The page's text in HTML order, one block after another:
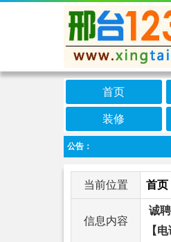
首页
装修
公告：
当前位置 首页
信息内容
诚
【